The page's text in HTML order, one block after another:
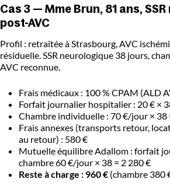
Cas 3 — Mme Brun, 81 ans,
post-AVC
Profil : retraitée à Strasbourg, AVC
résiduelle. SSR neurologique 38 jours,
AVC reconnue.
Frais médicaux : 100 % CPAM (ALD
Forfait journalier hospitalier : 20 € ×
Chambre individuelle : 70 €/jour × 38
Frais annexes (transports retour,
au retour) : 580 €
Mutuelle équilibre Adallom : forfait
chambre 60 €/jour × 38 = 2 280 €
Reste à charge : 960 € (chambre 380